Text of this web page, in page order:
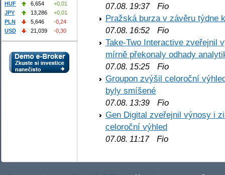
07.08. 19:37Fio
Pražská burza v závěru týdne
07.08. 16:52 Fio
Take-Two Interactive zveřejnil
mírně překonaly odhady
07.08. 15:25 Fio
Groupon zvýšil celoroční
byly smíšené
07.08. 13:39 Fio
Gen Digital zveřejnil výnosy i
celoroční výhled
07.08. 11:17Fio
HUF
6,654
+0,01
JPY
13,286
+0,01
PLN
5,646
-0,24
USD
21,039 -0,30